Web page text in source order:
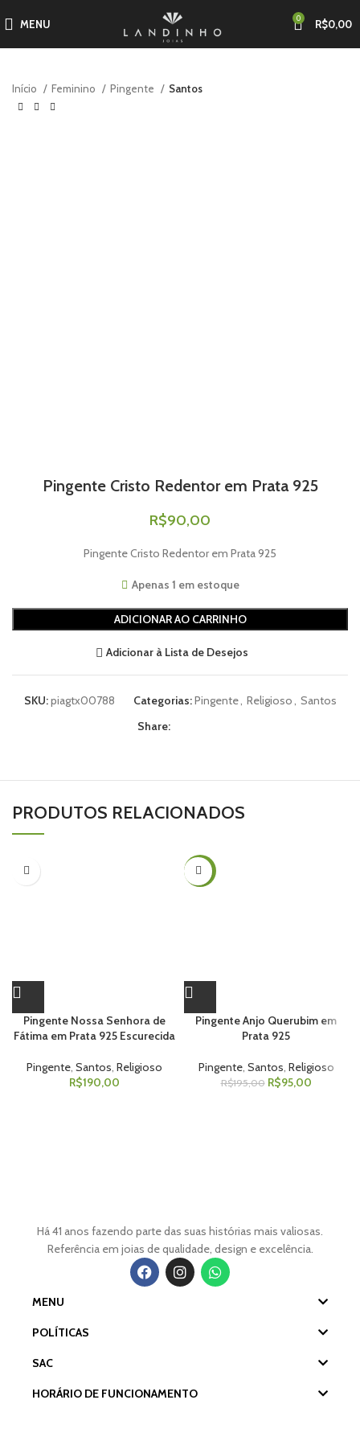
MENU 0 R$0,00
Início Feminino Pingente Santos
Pingente Cristo Redentor em Prata 925
R$90,00
Pingente Cristo Redentor em Prata 925
Apenas 1 em estoque
ADICIONAR AO CARRINHO
Adicionar à Lista de Desejos
SKU:piagtx00788 Categorias:Pingente Religioso
Santos
Share:
PRODUTOS RELACIONADOS
Pingente Nossa Senhora de
Fátima em Prata 925 Escurecida
Pingente, Santos Religioso
R$190,00
-51%
Pingente Anjo Querubim em
Prata 925
Pingente, Santos Religioso
R$195,00 R$95,00
Há 41 anos fazendo parte das suas histórias mais valiosas.
Referência em joias de qualidade, design e excelência.
MENU
POLÍTICAS
SAC
HORÁRIO DE FUNCIONAMENTO